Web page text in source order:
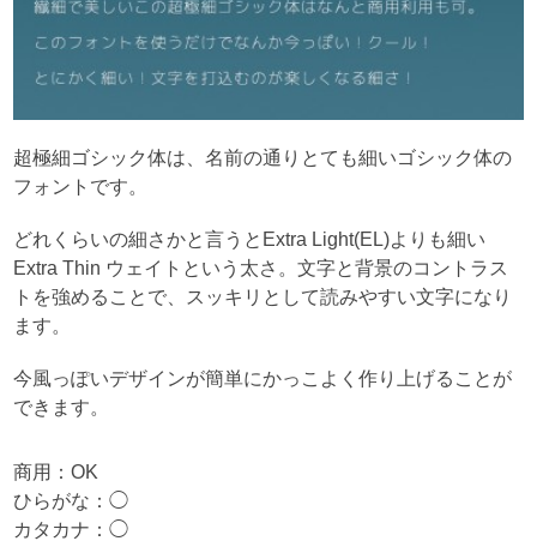
超極細ゴシック体は、名前の通りとても細いゴシック体の
フォントです。
どれくらいの細さかと言うとExtra Light(EL)よりも細い
Extra Thin ウェイトという太さ。文字と背景のコントラス
トを強めることで、スッキリとして読みやすい文字になり
ます。
今風っぽいデザインが簡単にかっこよく作り上げることが
できます。
商用：OK
ひらがな：◯
カタカナ：◯